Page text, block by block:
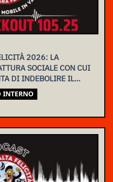
2026: LA
SOCIALE CON CUI
DI INDEBOLIRE IL
INTERNO